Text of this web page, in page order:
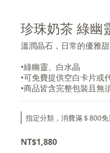
珍珠奶茶 綠幽
溫潤晶石，日常的優雅
•綠幽靈、白水晶
•可免費提供空白卡片或
•商品皆含完整包裝且無
指定分類，消費滿＄800免
NT$1,880